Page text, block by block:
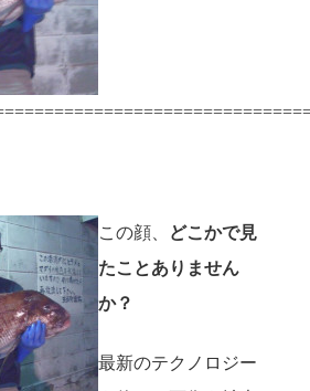
この顔、
どこかで見
たことありません
か？
最新のテクノロジー